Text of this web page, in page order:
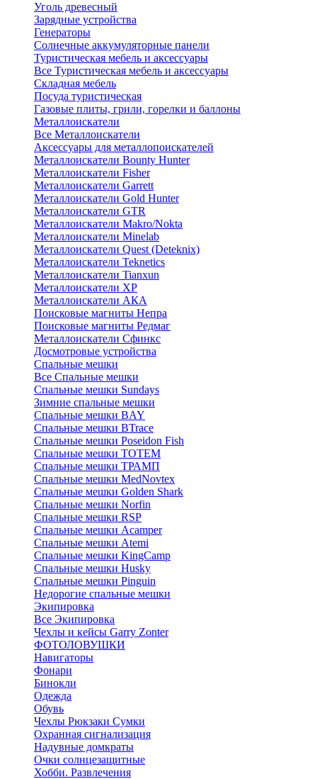
Уголь древесный
Зарядные устройства
Генераторы
Солнечные аккумуляторные панели
Туристическая мебель и аксессуары
Все Туристическая мебель и аксессуары
Складная мебель
Посуда туристическая
Газовые плиты, грили, горелки и баллоны
Металлоискатели
Все Металлоискатели
Аксессуары для металлопоискателей
Металлоискатели Bounty Hunter
Металлоискатели Fisher
Металлоискатели Garrett
Металлоискатели Gold Hunter
Металлоискатели GTR
Металлоискатели Makro/Nokta
Металлоискатели Minelab
Металлоискатели Quest (Deteknix)
Металлоискатели Teknetics
Металлоискатели Tianxun
Металлоискатели XP
Металлоискатели АКА
Поисковые магниты Непра
Поисковые магниты Редмаг
Металлоискатели Сфинкс
Досмотровые устройства
Спальные мешки
Все Спальные мешки
Спальные мешки Sundays
Зимние спальные мешки
Спальные мешки BAY
Спальные мешки BTrace
Спальные мешки Poseidon Fish
Спальные мешки ТОТЕМ
Спальные мешки ТРАМП
Cпальные мешки MedNovtex
Спальные мешки Golden Shark
Спальные мешки Norfin
Спальные мешки RSP
Спальные мешки Acamper
Спальные мешки Atemi
Спальные мешки KingCamp
Спальные мешки Husky
Спальные мешки Pinguin
Недорогие спальные мешки
Экипировка
Все Экипировка
Чехлы и кейсы Garry Zonter
ФОТОЛОВУШКИ
Навигаторы
Фонари
Бинокли
Одежда
Обувь
Чехлы Рюкзаки Сумки
Охранная сигнализация
Надувные домкраты
Очки солнцезащитные
Хобби. Развлечения